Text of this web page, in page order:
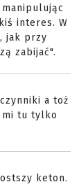
interes. W
jak przy
zabijać".
a toż
mi tu tylko
keton.